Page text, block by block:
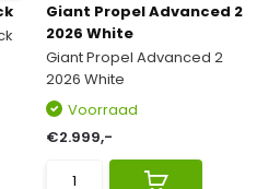
Giant Propel Advanced 2
2026 White
Giant Propel Advanced 2
2026 White
Voorraad
€2.999,-